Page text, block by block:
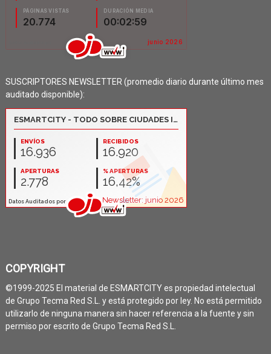
SUSCRIPTORES NEWSLETTER (promedio diario durante último mes
auditado disponible):
COPYRIGHT
©1999-2025 El material de ESMARTCITY es propiedad intelectual
de Grupo Tecma Red S.L. y está protegido por ley. No está permitido
utilizarlo de ninguna manera sin hacer referencia a la fuente y sin
permiso por escrito de Grupo Tecma Red S.L.